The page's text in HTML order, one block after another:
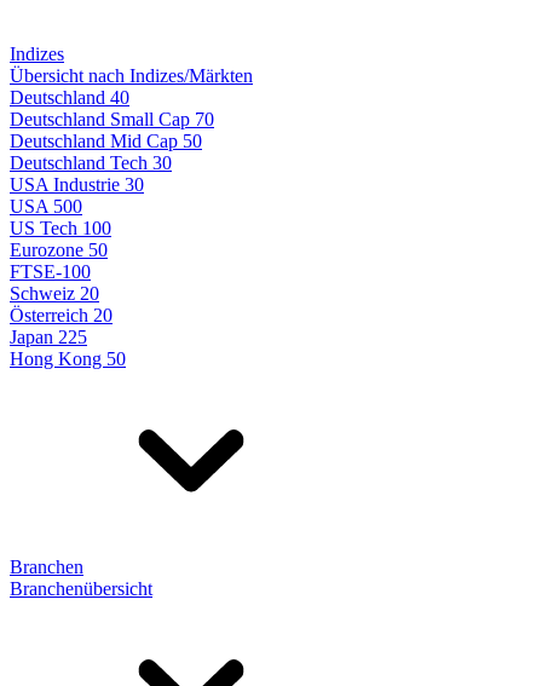
Indizes
Übersicht nach Indizes/Märkten
Deutschland 40
Deutschland Small Cap 70
Deutschland Mid Cap 50
Deutschland Tech 30
USA Industrie 30
USA 500
US Tech 100
Eurozone 50
FTSE-100
Schweiz 20
Österreich 20
Japan 225
Hong Kong 50
Branchen
Branchenübersicht